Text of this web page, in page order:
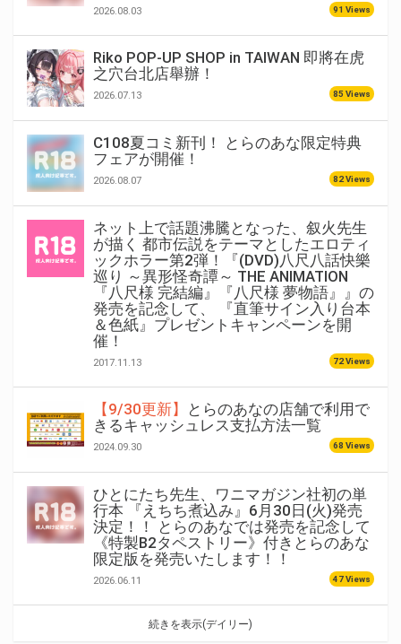
2026.08.03 91 Views
Riko POP-UP SHOP in TAIWAN 即將在虎
之穴台北店舉辦！
2026.07.13 85 Views
C108夏コミ新刊！ とらのあな限定特典
フェアが開催！
2026.08.07 82 Views
ネット上で話題沸騰となった、叙火先生
が描く 都市伝説をテーマとしたエロティ
ックホラー第2弾！『(DVD)八尺八話快樂
巡り ～異形怪奇譚～ THE ANIMATION
『八尺様 完結編』『八尺様 夢物語』』の
発売を記念して、 『直筆サイン入り台本
＆色紙』プレゼントキャンペーンを開
催！
2017.11.13 72 Views
【9/30更新】
とらのあなの店舗で利用で
きるキャッシュレス支払方法一覧
2024.09.30 68 Views
ひとにたち先生、ワニマガジン社初の単
行本 『えちち煮込み』6月30日(火)発売
決定！！ とらのあなでは発売を記念して
《特製B2タペストリー》付きとらのあな
限定版を発売いたします！！
2026.06.11 47 Views
続きを表示(デイリー)